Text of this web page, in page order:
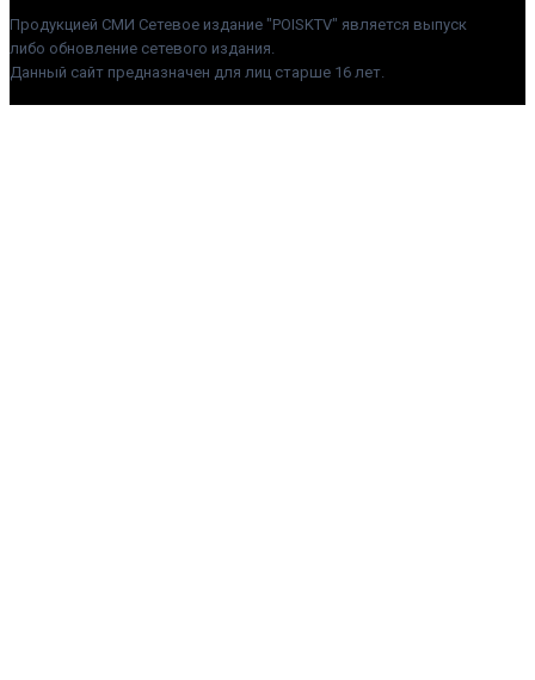
Продукцией СМИ Сетевое издание "POISKTV" является выпуск
либо обновление сетевого издания.
Данный сайт предназначен для лиц старше 16 лет.